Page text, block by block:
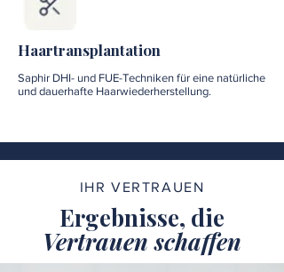
Haartransplantation
Saphir DHI- und FUE-Techniken für eine natürliche
und dauerhafte Haarwiederherstellung.
IHR VERTRAUEN
Ergebnisse, die
Vertrauen schaffen